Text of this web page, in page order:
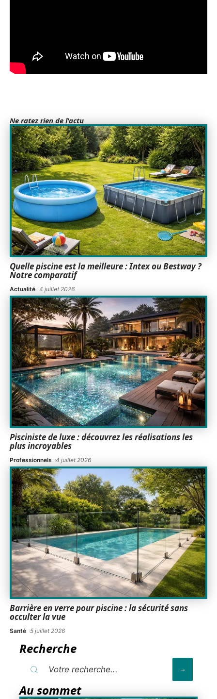
Ne ratez rien de l'actu
Quelle piscine est la meilleure : Intex ou Bestway ?
Notre comparatif
Actualité 4 juillet 2026
Pisciniste de luxe : découvrez les réalisations les
plus incroyables
Professionnels 4 juillet 2026
Barrière en verre pour piscine : la sécurité sans
occulter la vue
Santé 5 juillet 2026
Recherche
Au sommet